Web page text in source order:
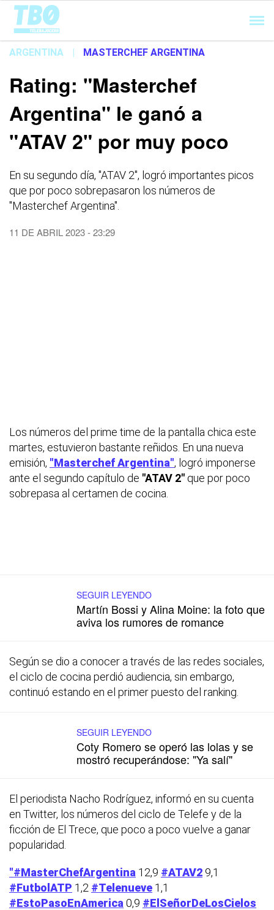
Cargando...
ARGENTINA | MASTERCHEF ARGENTINA
Rating: "Masterchef
Argentina" le ganó a
"ATAV 2" por muy poco
En su segundo día, "ATAV 2", logró importantes picos
que por poco sobrepasaron los números de
"Masterchef Argentina".
11 DE ABRIL 2023 - 23:29
Los números del prime time de la pantalla chica este
martes, estuvieron bastante reñidos. En una nueva
emisión, "Masterchef Argentina", logró imponerse
ante el segundo capítulo de "ATAV 2" que por poco
sobrepasa al certamen de cocina.
SEGUIR LEYENDO
Martín Bossi y Alina Moine: la foto que
aviva los rumores de romance
Según se dio a conocer a través de las redes sociales,
el ciclo de cocina perdió audiencia, sin embargo,
continuó estando en el primer puesto del ranking.
SEGUIR LEYENDO
Coty Romero se operó las lolas y se
mostró recuperándose: "Ya salí"
El periodista Nacho Rodríguez, informó en su cuenta
en Twitter, los números del ciclo de Telefe y de la
ficción de El Trece, que poco a poco vuelve a ganar
popularidad.
"#MasterChefArgentina 12,9 #ATAV2 9,1
#FutbolATP 1,2 #Telenueve 1,1
#EstoPasoEnAmerica 0,9 #ElSeñorDeLosCielos